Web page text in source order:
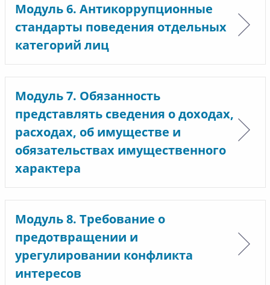
Модуль 6. Антикоррупционные
стандарты поведения отдельных
категорий лиц
Модуль 7. Обязанность
представлять сведения о доходах,
расходах, об имуществе и
обязательствах имущественного
характера
Модуль 8. Требование о
предотвращении и
урегулировании конфликта
интересов